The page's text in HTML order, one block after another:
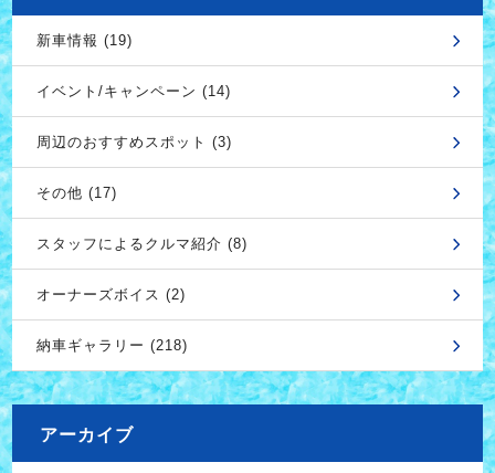
新車情報 (19)
イベント/キャンペーン (14)
周辺のおすすめスポット (3)
その他 (17)
スタッフによるクルマ紹介 (8)
オーナーズボイス (2)
納車ギャラリー (218)
アーカイブ